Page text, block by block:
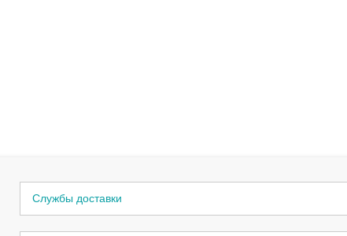
Службы доставки